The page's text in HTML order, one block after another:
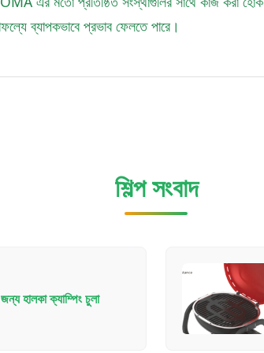
ব্যাপকভাবে প্রভাব ফেলতে পারে।
শিল্প সংবাদ
হালকা ক্যাম্পিং চুলা